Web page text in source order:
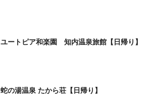
ユートピア和楽園 知内温泉旅館【日帰り】
蛇の湯温泉 たから荘【日帰り】